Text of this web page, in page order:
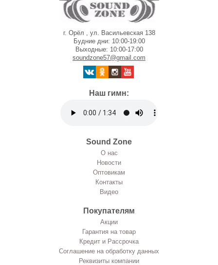
г. Орёл , ул. Васильевская 138
Будние дни: 10:00-19:00
Выходные: 10:00-17:00
soundzone57@gmail.com
Наш гимн:
Sound Zone
О нас
Новости
Оптовикам
Контакты
Видео
Покупателям
Акции
Гарантия на товар
Кредит и Рассрочка
Соглашение на обработку данных
Реквизиты компании